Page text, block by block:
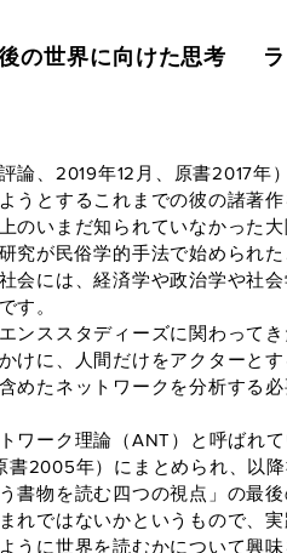
た思考 ラトゥー
、2019年12月、原書2017年
うとするこれまでの彼の諸著
のいまだ知られていなかった
究が民俗学的手法で始められ
会には、経済学や政治学や社
す。
ススタディーズに関わって
けに、人間だけをアクターと
めたネットワークを分析する
ーク理論（ANT）と呼ばれ
書2005年）にまとめられ、以
書物を読む四つの視点」の最
れではないかというもので、
うに世界を読むかについて興